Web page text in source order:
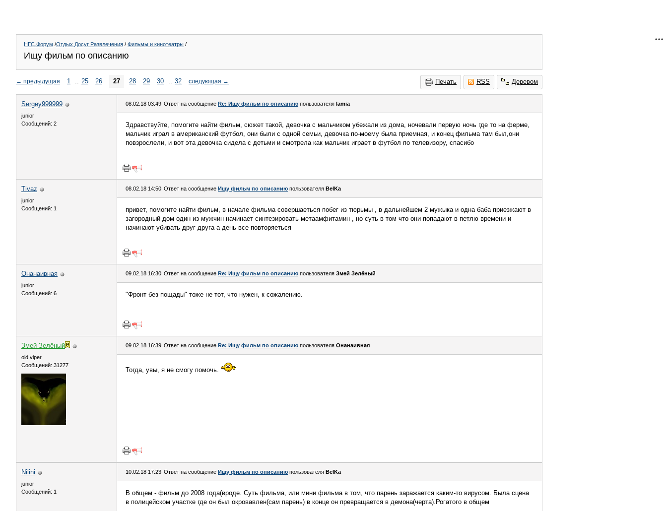
НГС.Форум /Отдых Досуг Развлечения / Фильмы и кинотеатры /
Ищу фильм по описанию
Печать RSS Деревом
← предыдущая 1 .. 25 26 27 28 29 30 .. 32 следующая →
Sergey999999
junior
Сообщений: 2
08.02.18 03:49 Ответ на сообщение Re: Ищу фильм по описанию пользователя lamia
Здравствуйте, помогите найти фильм, сюжет такой, девочка с мальчиком убежали из дома, ночевали первую ночь где то на ферме,
мальчик играл в американский футбол, они были с одной семьи, девочка по-моему была приемная, и конец фильма там был,они
повзрослели, и вот эта девочка сидела с детьми и смотрела как мальчик играет в футбол по телевизору, спасибо
Tivaz
junior
Сообщений: 1
08.02.18 14:50 Ответ на сообщение Ищу фильм по описанию пользователя BelKa
привет, помогите найти фильм, в начале фильма совершаеться побег из тюрьмы , в дальнейшем 2 мужыка и одна баба приезжают в
загородный дом один из мужчин начинает синтезировать метаамфитамин , но суть в том что они попадают в петлю времени и
начинают убивать друг друга а день все повторяеться
Онанаивная
junior
Сообщений: 6
09.02.18 16:30 Ответ на сообщение Re: Ищу фильм по описанию пользователя Змей Зелёный
"Фронт без пощады" тоже не тот, что нужен, к сожалению.
Змей Зелёный
old viper
Сообщений: 31277
09.02.18 16:39 Ответ на сообщение Re: Ищу фильм по описанию пользователя Онанаивная
Тогда, увы, я не смогу помочь.
Nilini
junior
Сообщений: 1
10.02.18 17:23 Ответ на сообщение Ищу фильм по описанию пользователя BelKa
В общем - фильм до 2008 года(вроде. Суть фильма, или мини фильма в том, что парень заражается каким-то вирусом. Была сцена
в полицейском участке где он был окровавлен(сам парень) в конце он превращается в демона(черта).Рогатого в общем